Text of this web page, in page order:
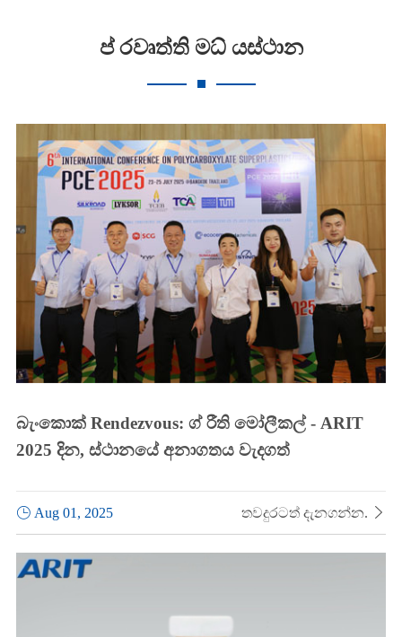
ප් රවෘත්ති මධ් යස්ථාන
බැංකොක් Rendezvous: ග් රීති මෝලීකල් - ARIT
2025 දින, ස්ථානයේ අනාගතය වැදගත්
Aug 01, 2025 තවදුරටත් දැනගන්න. 